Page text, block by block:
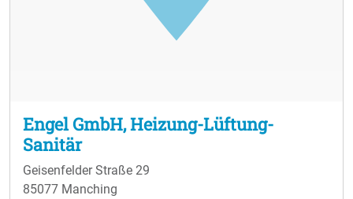
Engel GmbH, Heizung-Lüftung-
Sanitär
Geisenfelder Straße 29
85077 Manching